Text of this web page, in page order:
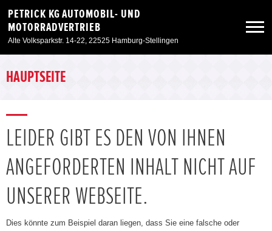
PETRICK KG AUTOMOBIL- UND
MOTORRADVERTRIEB
Alte Volksparkstr. 14-22, 22525 Hamburg-Stellingen
Neuwagen
Angebote
Unser Autohaus
HAUPTSEITE
LEIDER GIBT ES DEN VON IHNEN
ANGEFORDERTEN INHALT NICHT AUF
UNSERER WEBSEITE.
Dies könnte zum Beispiel daran liegen, dass Sie eine falsche oder